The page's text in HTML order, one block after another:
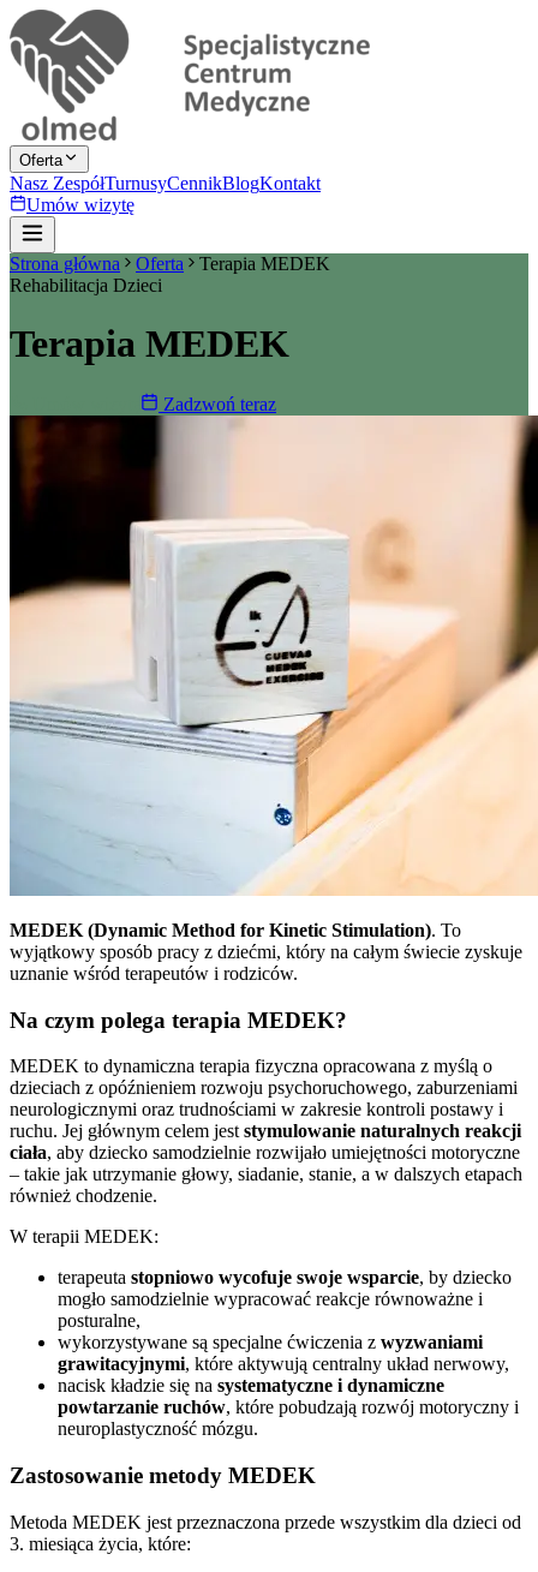
Oferta
Nasz ZespółTurnusyCennikBlogKontakt
Umów wizytę
Strona główna Oferta
Terapia MEDEK
Rehabilitacja Dzieci
Terapia MEDEK
Zadzwoń teraz
MEDEK (Dynamic Method for Kinetic Stimulation). To
wyjątkowy sposób pracy z dziećmi, który na całym świecie zyskuje
uznanie wśród terapeutów i rodziców.
Na czym polega terapia MEDEK?
MEDEK to dynamiczna terapia fizyczna opracowana z myślą o
dzieciach z opóźnieniem rozwoju psychoruchowego, zaburzeniami
neurologicznymi oraz trudnościami w zakresie kontroli postawy i
ruchu. Jej głównym celem jest stymulowanie naturalnych reakcji
ciała, aby dziecko samodzielnie rozwijało umiejętności motoryczne
– takie jak utrzymanie głowy, siadanie, stanie, a w dalszych etapach
również chodzenie.
W terapii MEDEK:
terapeuta stopniowo wycofuje swoje wsparcie, by dziecko
mogło samodzielnie wypracować reakcje równoważne i
posturalne,
wykorzystywane są specjalne ćwiczenia z wyzwaniami
grawitacyjnymi, które aktywują centralny układ nerwowy,
nacisk kładzie się na systematyczne i dynamiczne
powtarzanie ruchów, które pobudzają rozwój motoryczny i
neuroplastyczność mózgu.
Zastosowanie metody MEDEK
Metoda MEDEK jest przeznaczona przede wszystkim dla dzieci od
3. miesiąca życia, które: